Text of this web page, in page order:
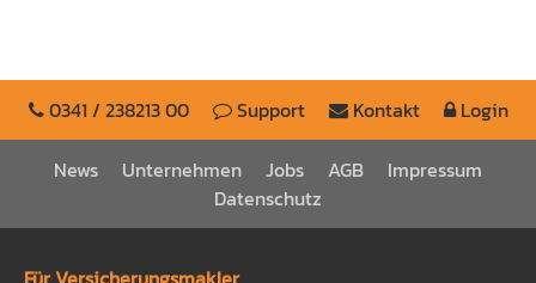
0341 / 238213 00 Support Kontakt Login
News Unternehmen Jobs AGB
Impressum
Datenschutz